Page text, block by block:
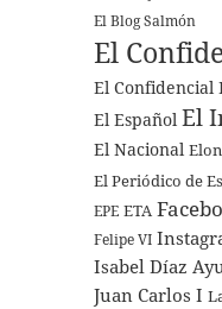
El Blog Salmón
El
El Confidencial
El Español El
El Nacional
El Periódico de
EPE ETA
Felipe VI
Isabel Díaz
Juan Carlos I